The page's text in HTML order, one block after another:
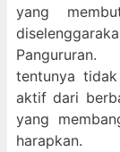
yang
Pangururan.
tentunya
aktif dari
yang
harapkan.